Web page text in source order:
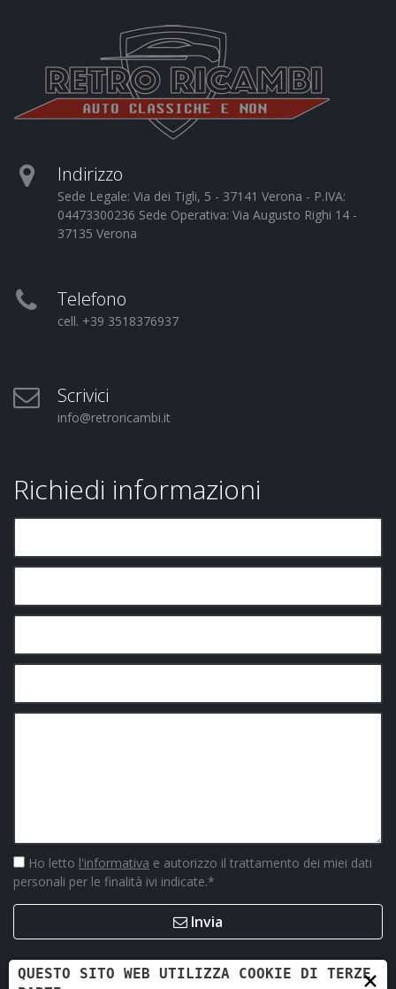
Indirizzo
Sede Legale: Via dei Tigli, 5 - 37141 Verona - P.IVA:
04473300236 Sede Operativa: Via Augusto Righi 14 -
37135 Verona
Telefono
cell. +39 3518376937
Scrivici
info@retroricambi.it
Richiedi informazioni
Ho letto l'informativa e autorizzo il trattamento dei miei dati
personali per le finalità ivi indicate.*
Invia
×
QUESTO SITO WEB UTILIZZA COOKIE DI TERZE